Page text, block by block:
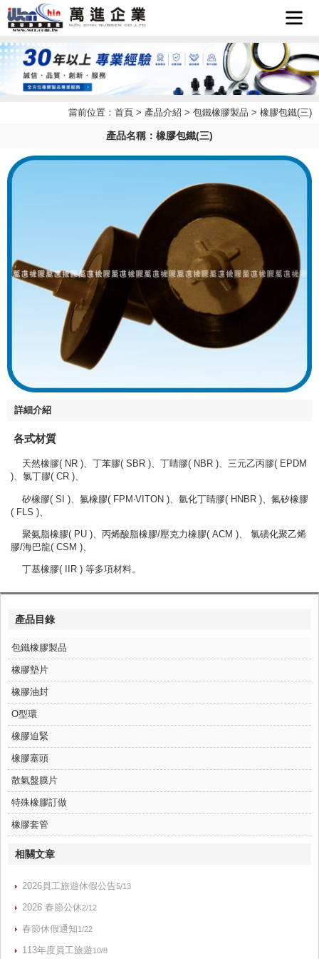
首頁
企業簡
介
最新消
息
產品介
聯絡我
們
LINE
客服
當前位置： 首頁 > 產品介紹 > 包鐵橡膠製品 > 橡膠包鐵(三)
產品名稱：橡膠包鐵(三)
詳細介紹
各式材質
天然橡膠( NR )、丁苯膠( SBR )、丁睛膠( NBR )、三元乙丙膠( EPDM
)、氯丁膠( CR )、
矽橡膠( SI )、氟橡膠( FPM‧VITON )、氫化丁睛膠( HNBR )、氟矽橡膠
( FLS )、
聚氨脂橡膠( PU )、丙烯酸脂橡膠/壓克力橡膠( ACM )、 氯磺化聚乙烯
膠/海巴龍( CSM )、
丁基橡膠( IIR ) 等多項材料。
產品目錄
包鐵橡膠製品
橡膠墊片
橡膠油封
O型環
橡膠迫緊
橡膠塞頭
散氣盤膜片
特殊橡膠訂做
橡膠套管
相關文章
2026員工旅遊休假公告5/13
2026 春節公休2/12
春節休假通知1/22
113年度員工旅遊10/8